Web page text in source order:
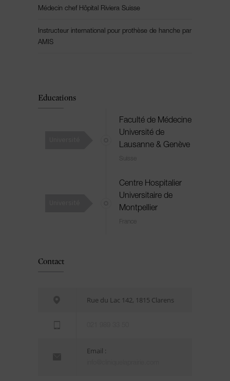
Médecin chef Hôpital Riviera Suisse
Instructeur international pour prothèse de hanche par
AMIS
Educations
Faculté de Médecine
Université de
Lausanne & Genève
Suisse
Centre Hospitalier
Universitaire de
Montpellier
Contact
Rue du Lac 142, 1815 Clarens
Email :